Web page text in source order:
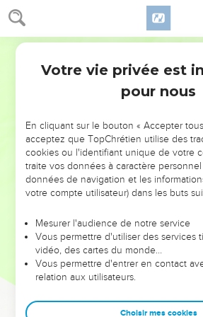
NE MANQUEZ PAS
DE
ET SI LEURS ERREURS POUVAIENT
VOTRES ?
leur foi ou leur vision. Mais on voit moins
et les saisons difficiles qu'ils ont
sont elles qui les ont
Dans cette conférence, leaders,
clés pour avancer avec plus de sagesse
Votre vie privée est
pour nous
En cliquant sur le bouton « Accepter
acceptez que TopChrétien utilise des
cookies ou l'identifiant unique de votre
traite vos données à caractère
données de navigation et les
votre compte utilisateur) dans les buts
Mesurer l'audience de notre service
Vous permettre d'utiliser des services
vidéo, des cartes du monde…
Vous permettre d'entrer en contact
relation aux utilisateurs.
Choisir mes cookies